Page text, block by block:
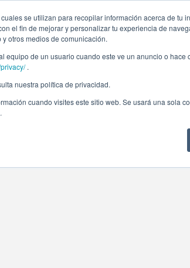
se utilizan para recopilar información acerca de tu
el fin de mejorar y personalizar tu experiencia de
otros medios de comunicación.
equipo de un usuario cuando este ve un anuncio o
.
nuestra política de privacidad.
cuando visites este sitio web. Se usará una sola